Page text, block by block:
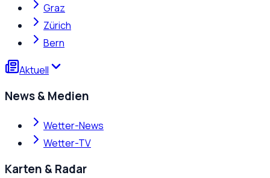
Graz
Zürich
Bern
Aktuell
News & Medien
Wetter-News
Wetter-TV
Karten & Radar